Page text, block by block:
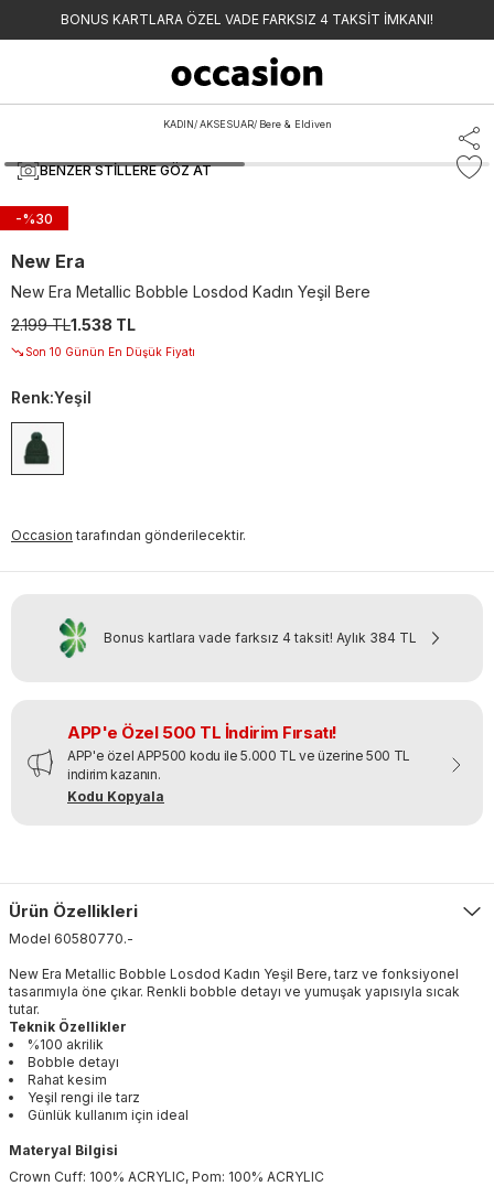
BONUS KARTLARA ÖZEL VADE FARKSIZ 4 TAKSİT İMKANI!
KADIN/ AKSESUAR/ Bere & Eldiven
BENZER STILLERE GÖZ AT
-%30
New Era
New Era Metallic Bobble Losdod Kadın Yeşil Bere
2.199 TL1.538 TL
Son 10 Günün En Düşük Fiyatı
Renk:Yeşil
Occasion tarafından gönderilecektir.
Bonus kartlara vade farksız 4 taksit! Aylık 384 TL
APP'e Özel 500 TL İndirim Fırsatı!
APP'e özel APP500 kodu ile 5.000 TL ve üzerine 500 TL
indirim kazanın.
Kodu Kopyala
Ürün Özellikleri
Model 60580770.-
New Era Metallic Bobble Losdod Kadın Yeşil Bere, tarz ve fonksiyonel
tasarımıyla öne çıkar. Renkli bobble detayı ve yumuşak yapısıyla sıcak
tutar.
Teknik Özellikler
%100 akrilik
Bobble detayı
Rahat kesim
Yeşil rengi ile tarz
Günlük kullanım için ideal
Materyal Bilgisi
Crown Cuff: 100% ACRYLIC, Pom: 100% ACRYLIC